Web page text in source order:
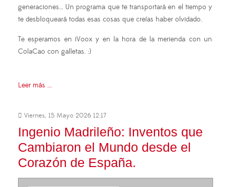
generaciones… Un programa que te transportará en el tiempo y
te desbloqueará todas esas cosas que creías haber olvidado.
Te esperamos en iVoox y en la hora de la merienda con un
ColaCao con galletas. :)
Leer más ...
Viernes, 15 Mayo 2026 12:17
Ingenio Madrileño: Inventos que
Cambiaron el Mundo desde el
Corazón de España.